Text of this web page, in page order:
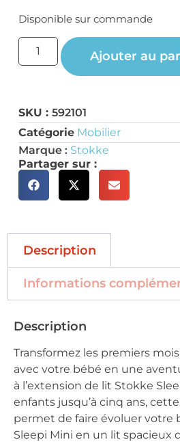
Disponible sur commande
Ajouter au
SKU : 592101
Catégorie Mobilier
Marque : Stokke
Partager sur :
Description
Informations
Description
Transformez les premiers
avec votre bébé en une
à l’extension de lit Stokke
enfants jusqu’à cinq ans,
permet de faire évoluer votre
Sleepi Mini en un lit spacieux